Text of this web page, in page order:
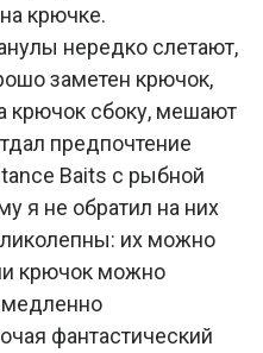
крючке.
нередко слетают,
заметен крючок,
крючок сбоку, мешают
предпочтение
Baits с рыбной
я не обратил на них
их можно
крючок можно
медленно
фантастический